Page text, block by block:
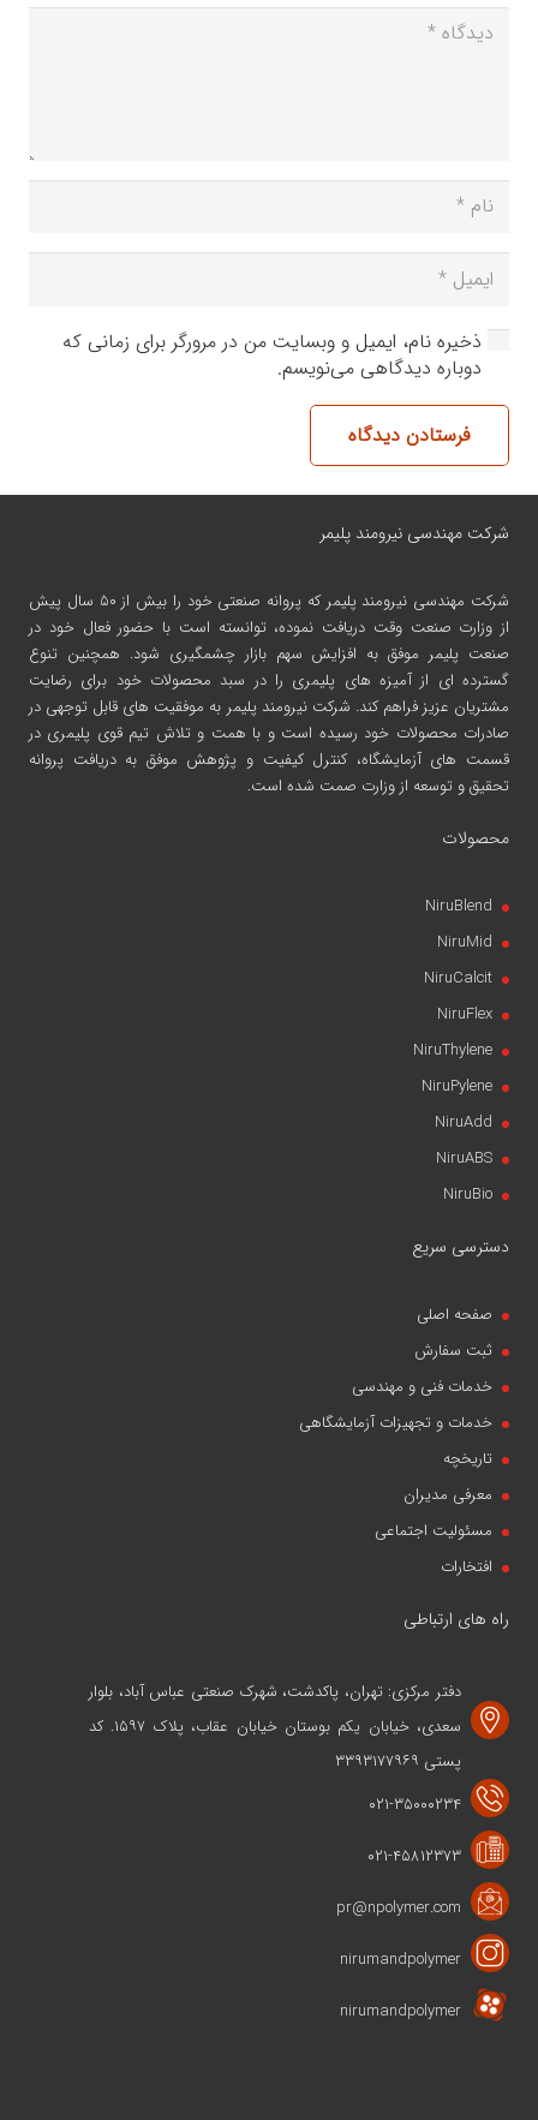
ذخیره نام، ایمیل و وبسایت من در مرورگر برای زمانی که
دوباره دیدگاهی می‌نویسم.
فرستادن دیدگاه
شرکت مهندسی نیرومند پلیمر
شرکت مهندسی نیرومند پلیمر
که پروانه صنعتی خود را بیش از ۵۰ سال پیش
از وزارت صنعت وقت دریافت نموده، توانسته است با حضور فعال خود در
صنعت پلیمر موفق به افزایش سهم بازار چشمگیری شود. همچنین تنوع
گسترده ای از آمیزه های پلیمری را در سبد محصولات خود برای رضایت
مشتریان عزیز فراهم کند. شرکت نیرومند پلیمر به موفقیت های قابل توجهی در
صادرات محصولات خود رسیده است و با همت و تلاش تیم قوی پلیمری در
قسمت های آزمایشگاه، کنترل کیفیت و پژوهش موفق به دریافت پروانه
تحقیق و توسعه از وزارت صمت شده است.
محصولات
NiruBlend
NiruMid
NiruCalcit
NiruFlex
NiruThylene
NiruPylene
NiruAdd
NiruABS
NiruBio
دسترسی سریع
صفحه اصلی
ثبت سفارش
خدمات فنی و مهندسی
خدمات و تجهیزات آزمایشگاهی
تاریخچه
معرفی مدیران
مسئولیت اجتماعی
افتخارات
راه های ارتباطی
دفتر مرکزی: تهران، پاکدشت، شهرک صنعتی عباس آباد، بلوار
سعدی، خیابان یکم بوستان خیابان عقاب، پلاک ۱۵۹۷. کد
پستی ۳۳۹۳۱۷۷۹۶۹
۰۲۱-۳۵۰۰۰۲۳۴
۰۲۱-۴۵۸۱۲۳۷۳
pr@npolymer.com
nirumandpolymer
nirumandpolymer